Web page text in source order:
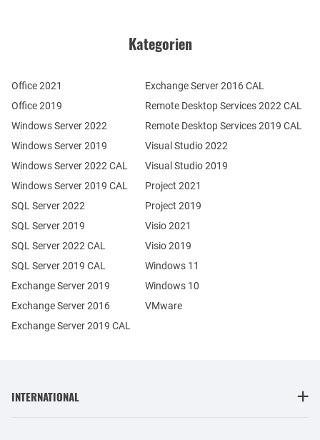
Kategorien
Office 2021
Office 2019
Windows Server 2022
Windows Server 2019
Exchange Server 2019
Exchange Server 2016
SQL Server 2022
SQL Server 2019
Windows Server 2022 CAL
Windows Server 2019 CAL
SQL Server 2022 CAL
SQL Server 2019 CAL
Remote Desktop Services 2022 CAL
Remote Desktop Services 2019 CAL
Exchange Server 2019 CAL
Exchange Server 2016 CAL
Visual Studio 2022
Visual Studio 2019
Project 2021
Project 2019
Visio 2021
Visio 2019
Windows 11
Windows 10
VMware
INTERNATIONAL